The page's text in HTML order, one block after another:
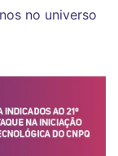
no universo